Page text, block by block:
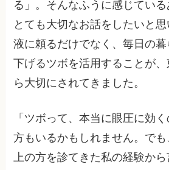
る」。そんなふうに感じてい
とても大切なお話をしたいと
液に頼るだけでなく、毎日の
下げるツボを活用することが
ら大切にされてきました。
「ツボって、本当に眼圧に効
方もいるかもしれません。で
上の方を診てきた私の経験か